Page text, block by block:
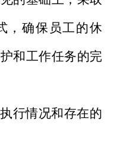
，确保员工的休
和工作任务的完
行情况和存在的